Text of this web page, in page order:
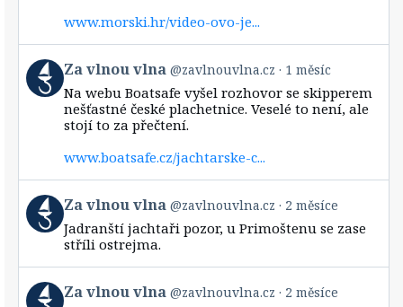
www.morski.hr/video-ovo-je...
View
post
by
Za vlnou vlna @zavlnouvlna.cz 1 měsíc
Na webu Boatsafe vyšel rozhovor se skipperem
nešťastné české plachetnice. Veselé to není, ale
stojí to za přečtení.
www.boatsafe.cz/jachtarske-c...
View
post
by
vlnou
vlna
on
Za vlnou vlna @zavlnouvlna.cz 2 měsíce
Jadranští jachtaři pozor, u Primoštenu se zase
stříli ostrejma.
View Za vlnou vlna @zavlnouvlna.cz 2 měsíce